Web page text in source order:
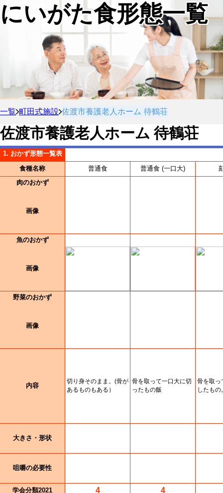
にいがた食形態一覧
一覧 町田式施設 佐渡市養護老人ホーム 待鶴荘
佐渡市養護老人ホーム 待鶴荘